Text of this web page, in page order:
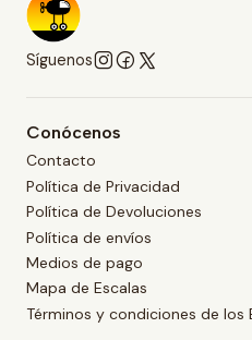
Síguenos
Conócenos
Contacto
Política de Privacidad
Política de Devoluciones
Política de envíos
Medios de pago
Mapa de Escalas
Términos y condiciones de los